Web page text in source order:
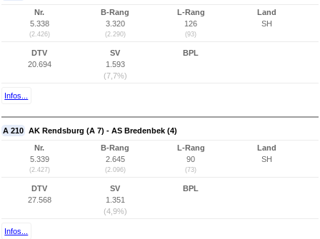
Nr.
5.338
(2.426)
B-Rang
3.320
(2.290)
L-Rang
126
(93)
Land
SH
DTV
20.694
SV
1.593
(7,7%)
BPL
Infos...
A 210 AK Rendsburg (A 7) - AS Bredenbek (4)
Nr.
5.339
(2.427)
B-Rang
2.645
(2.096)
L-Rang
90
(73)
Land
SH
DTV
27.568
SV
1.351
(4,9%)
BPL
Infos...